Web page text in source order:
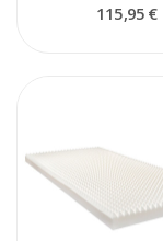
115,95 €